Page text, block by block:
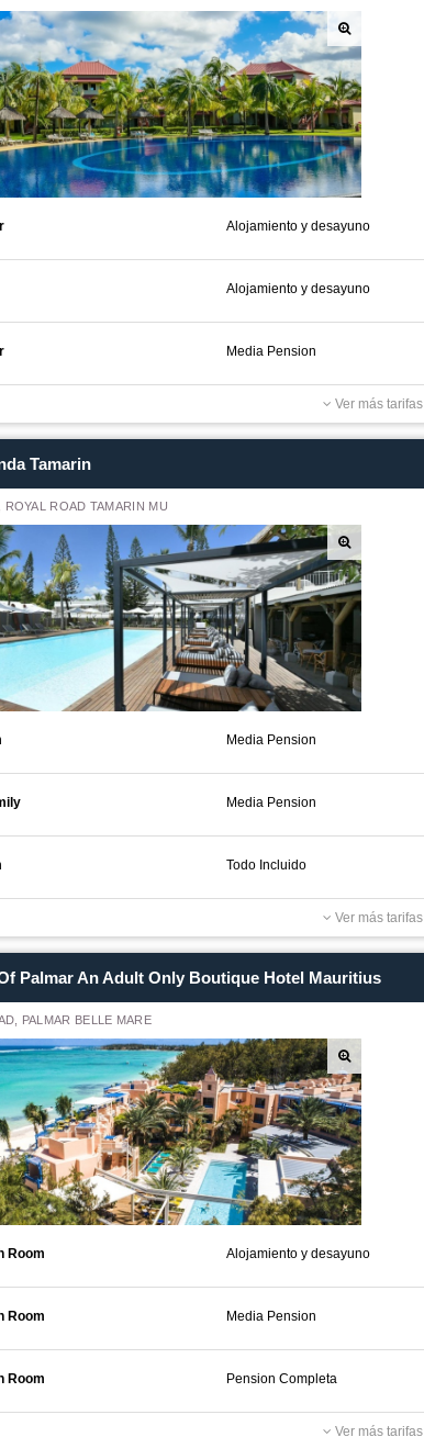
Alojamiento y desayuno
Alojamiento y desayuno
Media Pension
Ver más tarifas
Tamarin
ROYAL ROAD TAMARIN MU
Media Pension
Media Pension
Todo Incluido
Ver más tarifas
Palmar An Adult Only Boutique Hotel Mauritius
PALMAR BELLE MARE
Room Alojamiento y desayuno
Room Media Pension
Room Pension Completa
Ver más tarifas